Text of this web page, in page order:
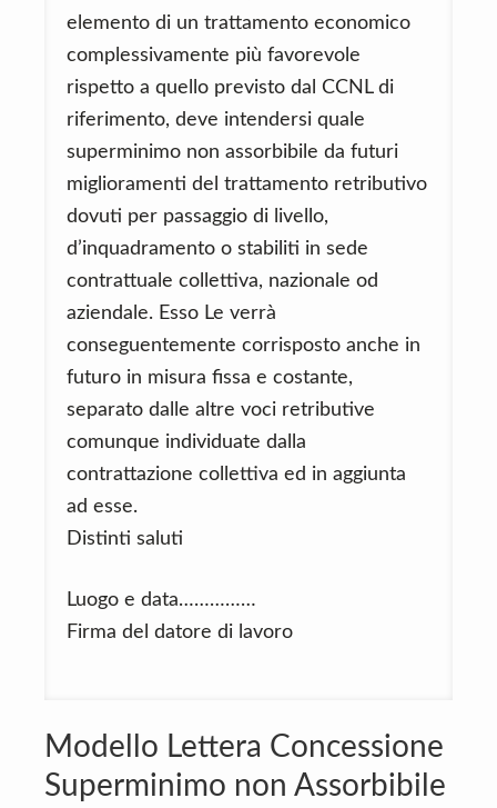
elemento di un trattamento economico
complessivamente più favorevole
rispetto a quello previsto dal CCNL di
riferimento, deve intendersi quale
superminimo non assorbibile da futuri
miglioramenti del trattamento retributivo
dovuti per passaggio di livello,
d’inquadramento o stabiliti in sede
contrattuale collettiva, nazionale od
aziendale. Esso Le verrà
conseguentemente corrisposto anche in
futuro in misura fissa e costante,
separato dalle altre voci retributive
comunque individuate dalla
contrattazione collettiva ed in aggiunta
ad esse.
Distinti saluti
Luogo e data……………
Firma del datore di lavoro
Modello Lettera Concessione
Superminimo non Assorbibile